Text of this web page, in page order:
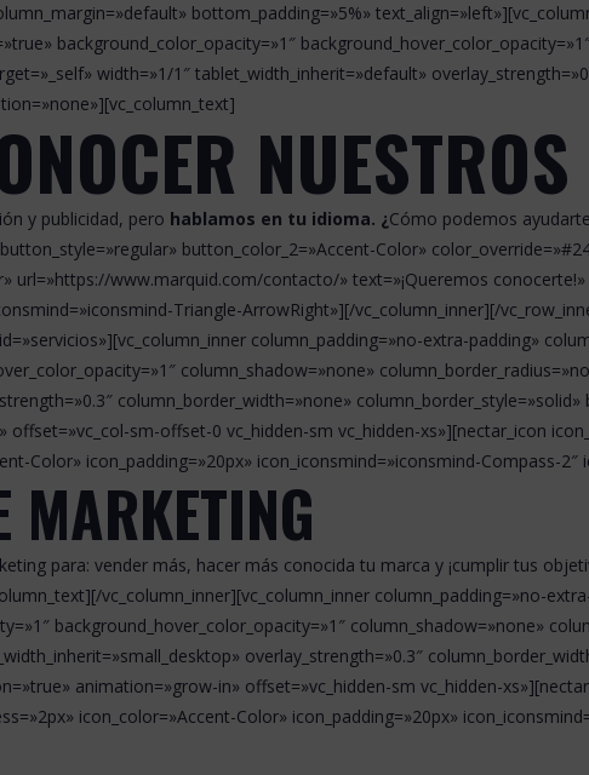
bottom_padding=»5%»
background_color_opacity=»1″
width=»1/1″ tablet_width_inherit=»default»
y publicidad, pero hablamos en tu idioma. ¿Cómo podemos
button_color_2=»Accent-Color»
url=»https://www.marquid.com/contacto/» text=»¡Queremos
Triangle-ArrowRight»][/vc_column_inner][/
column_padding=»no-extra-padding»
column_shadow=»none»
column_border_width=»none»
sm-offset-0 vc_hidden-sm vc_hidden-xs»][nectar_icon
Color» icon_padding=»20px» icon_iconsmind=»iconsmind-Compass-2″
MARKETING
para: vender más, hacer más conocida tu marca y ¡cumplir tus
vc_column_inner][vc_column_inner column_padding=»no-
background_hover_color_opacity=»1″ column_shadow=»none»
overlay_strength=»0.3″
animation=»grow-in» offset=»vc_hidden-sm vc_hidden-
icon_color=»Accent-Color» icon_padding=»20px»